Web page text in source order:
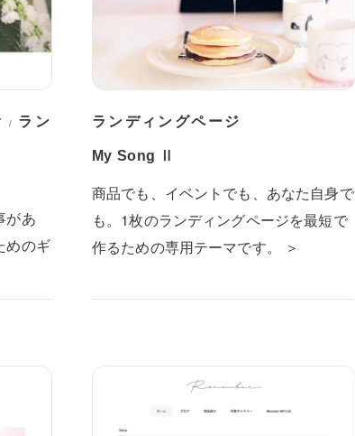
/ ラン
があ
めのギ
ランディングページ
My Song Ⅱ
商品でも、イベントでも、あなた自身で
も。1枚のランディングページを最短で
作るための専用テーマです。 ＞